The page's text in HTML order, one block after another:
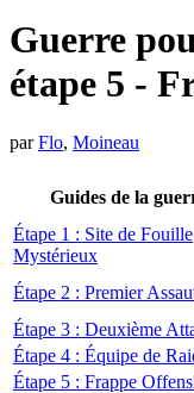
Guerre
étape 5 -
parFlo, Moineau
Guides de la
Étape 1 : Site de Fouille
Mystérieux
Étape 2 : Premier
Étape 3 : Deuxième
Étape 4 : Équipe de
Étape 5 : Frappe